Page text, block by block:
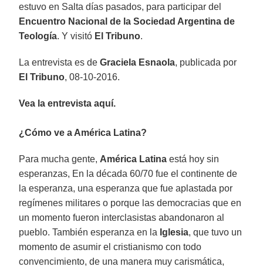
estuvo en Salta días pasados, para participar del
Encuentro Nacional de la Sociedad Argentina de
Teología. Y visitó El Tribuno.
La entrevista es de Graciela Esnaola, publicada por
El Tribuno, 08-10-2016.
Vea la entrevista aquí.
¿Cómo ve a América Latina?
Para mucha gente, América Latina está hoy sin
esperanzas, En la década 60/70 fue el continente de
la esperanza, una esperanza que fue aplastada por
regímenes militares o porque las democracias que en
un momento fueron interclasistas abandonaron al
pueblo. También esperanza en la Iglesia, que tuvo un
momento de asumir el cristianismo con todo
convencimiento, de una manera muy carismática,